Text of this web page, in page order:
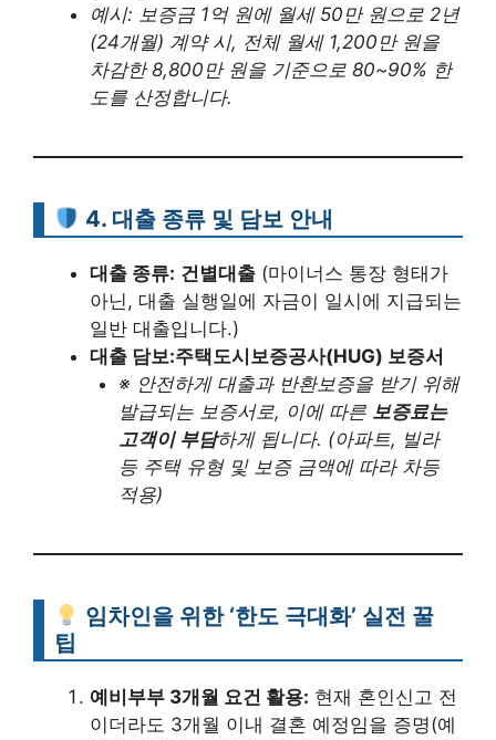
예시: 보증금 1억 원에 월세 50만 원으로 2년
(24개월) 계약 시, 전체 월세 1,200만 원을
차감한 8,800만 원을 기준으로 80~90% 한
도를 산정합니다.
4. 대출 종류 및 담보 안내
대출 종류: 건별대출 (마이너스 통장 형태가
아닌, 대출 실행일에 자금이 일시에 지급되는
일반 대출입니다.)
대출 담보:주택도시보증공사(HUG) 보증서
※ 안전하게 대출과 반환보증을 받기 위해
발급되는 보증서로, 이에 따른 보증료는
고객이 부담하게 됩니다. (아파트, 빌라
등 주택 유형 및 보증 금액에 따라 차등
적용)
임차인을 위한 ‘한도 극대화’ 실전 꿀
팁
예비부부 3개월 요건 활용: 현재 혼인신고 전
이더라도 3개월 이내 결혼 예정임을 증명(예